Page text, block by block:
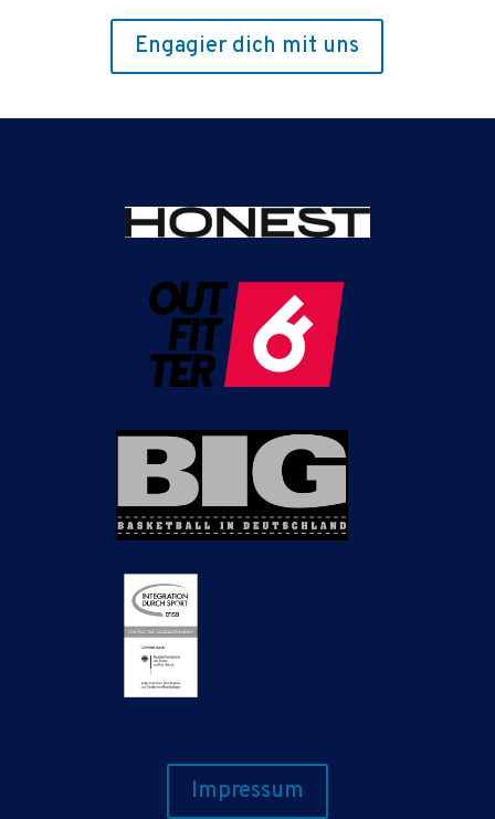
Engagier dich mit uns
Impressum